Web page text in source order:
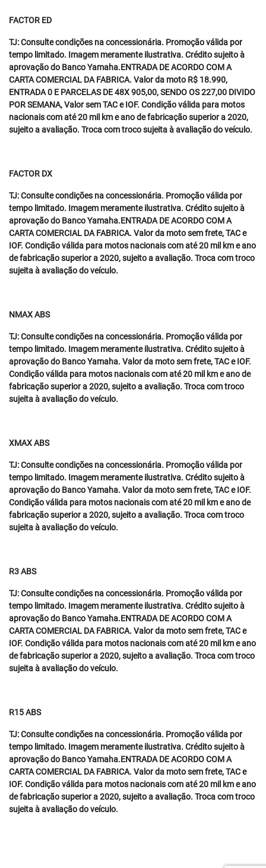
FACTOR ED
TJ: Consulte condições na concessionária. Promoção válida por
tempo limitado. Imagem meramente ilustrativa. Crédito sujeito à
aprovação do Banco Yamaha.ENTRADA DE ACORDO COM A
CARTA COMERCIAL DA FABRICA. Valor da moto R$ 18.990,
ENTRADA 0 E PARCELAS DE 48X 905,00, SENDO OS 227,00 DIVIDO
POR SEMANA, Valor sem TAC e IOF. Condição válida para motos
nacionais com até 20 mil km e ano de fabricação superior a 2020,
sujeito a avaliação. Troca com troco sujeita à avaliação do veículo.
FACTOR DX
TJ: Consulte condições na concessionária. Promoção válida por
tempo limitado. Imagem meramente ilustrativa. Crédito sujeito à
aprovação do Banco Yamaha.ENTRADA DE ACORDO COM A
CARTA COMERCIAL DA FABRICA. Valor da moto sem frete, TAC e
IOF. Condição válida para motos nacionais com até 20 mil km e ano
de fabricação superior a 2020, sujeito a avaliação. Troca com troco
sujeita à avaliação do veículo.
NMAX ABS
TJ: Consulte condições na concessionária. Promoção válida por
tempo limitado. Imagem meramente ilustrativa. Crédito sujeito à
aprovação do Banco Yamaha. Valor da moto sem frete, TAC e IOF.
Condição válida para motos nacionais com até 20 mil km e ano de
fabricação superior a 2020, sujeito a avaliação. Troca com troco
sujeita à avaliação do veículo.
XMAX ABS
TJ: Consulte condições na concessionária. Promoção válida por
tempo limitado. Imagem meramente ilustrativa. Crédito sujeito à
aprovação do Banco Yamaha. Valor da moto sem frete, TAC e IOF.
Condição válida para motos nacionais com até 20 mil km e ano de
fabricação superior a 2020, sujeito a avaliação. Troca com troco
sujeita à avaliação do veículo.
R3 ABS
TJ: Consulte condições na concessionária. Promoção válida por
tempo limitado. Imagem meramente ilustrativa. Crédito sujeito à
aprovação do Banco Yamaha.ENTRADA DE ACORDO COM A
CARTA COMERCIAL DA FABRICA. Valor da moto sem frete, TAC e
IOF. Condição válida para motos nacionais com até 20 mil km e ano
de fabricação superior a 2020, sujeito a avaliação. Troca com troco
sujeita à avaliação do veículo.
R15 ABS
TJ: Consulte condições na concessionária. Promoção válida por
tempo limitado. Imagem meramente ilustrativa. Crédito sujeito à
aprovação do Banco Yamaha.ENTRADA DE ACORDO COM A
CARTA COMERCIAL DA FABRICA. Valor da moto sem frete, TAC e
IOF. Condição válida para motos nacionais com até 20 mil km e ano
de fabricação superior a 2020, sujeito a avaliação. Troca com troco
sujeita à avaliação do veículo.